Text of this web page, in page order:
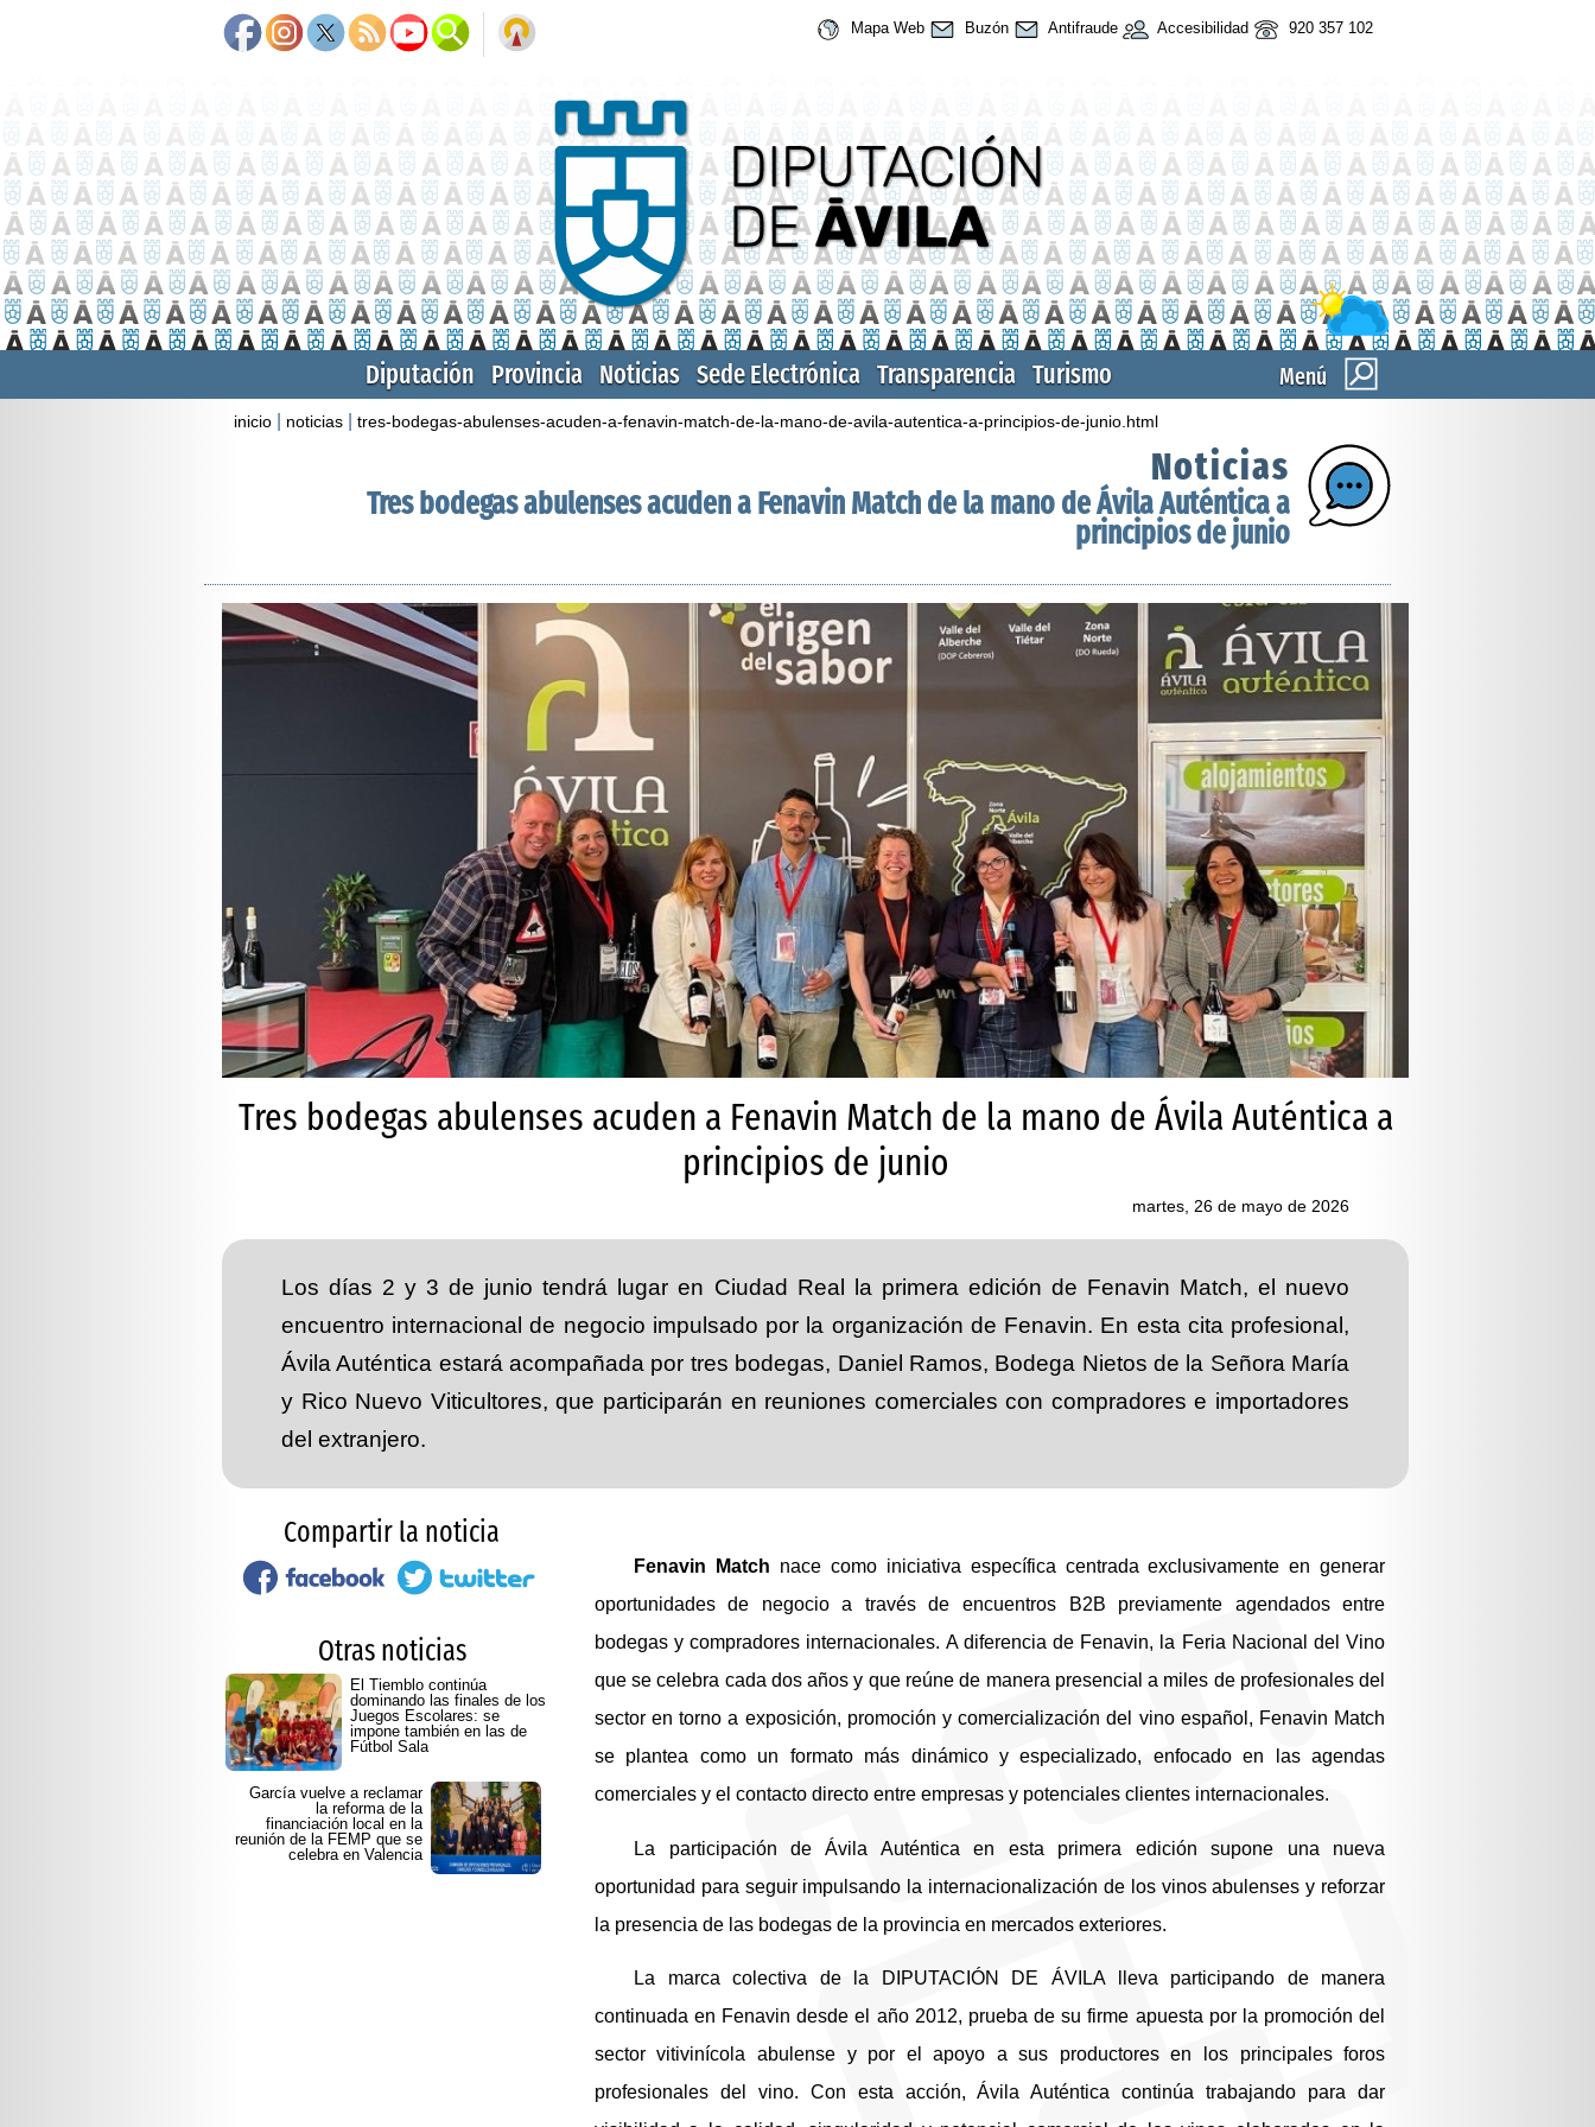
Mapa Web Buzón Antifraude Accesibilidad 920 357 102
Menú
Diputación Provincia Noticias Sede Electrónica Transparencia Turismo
inicio noticias tres-bodegas-abulenses-acuden-a-fenavin-match-de-la-mano-de-avila-autentica-a-principios-de-junio.html
Noticias
Tres bodegas abulenses acuden a Fenavin Match de la mano de Ávila Auténtica a
principios de junio
Tres bodegas abulenses acuden a Fenavin Match de la mano de Ávila Auténtica a
principios de junio
martes, 26 de mayo de 2026
Los días 2 y 3 de junio tendrá lugar en Ciudad Real la primera edición de Fenavin Match, el nuevo
encuentro internacional de negocio impulsado por la organización de Fenavin. En esta cita profesional,
Ávila Auténtica estará acompañada por tres bodegas, Daniel Ramos, Bodega Nietos de la Señora María
y Rico Nuevo Viticultores, que participarán en reuniones comerciales con compradores e importadores
del extranjero.
Compartir la noticia
Otras noticias
El Tiemblo continúa
dominando las finales de los
Juegos Escolares: se
impone también en las de
Fútbol Sala
García vuelve a reclamar
la reforma de la
financiación local en la
reunión de la FEMP que se
celebra en Valencia
Fenavin Match nace como iniciativa específica centrada exclusivamente en generar
oportunidades de negocio a través de encuentros B2B previamente agendados entre
bodegas y compradores internacionales. A diferencia de Fenavin, la Feria Nacional del Vino
que se celebra cada dos años y que reúne de manera presencial a miles de profesionales del
sector en torno a exposición, promoción y comercialización del vino español, Fenavin Match
se plantea como un formato más dinámico y especializado, enfocado en las agendas
comerciales y el contacto directo entre empresas y potenciales clientes internacionales.
La participación de Ávila Auténtica en esta primera edición supone una nueva
oportunidad para seguir impulsando la internacionalización de los vinos abulenses y reforzar
la presencia de las bodegas de la provincia en mercados exteriores.
La marca colectiva de la DIPUTACIÓN DE ÁVILA lleva participando de manera
continuada en Fenavin desde el año 2012, prueba de su firme apuesta por la promoción del
sector vitivinícola abulense y por el apoyo a sus productores en los principales foros
profesionales del vino. Con esta acción, Ávila Auténtica continúa trabajando para dar